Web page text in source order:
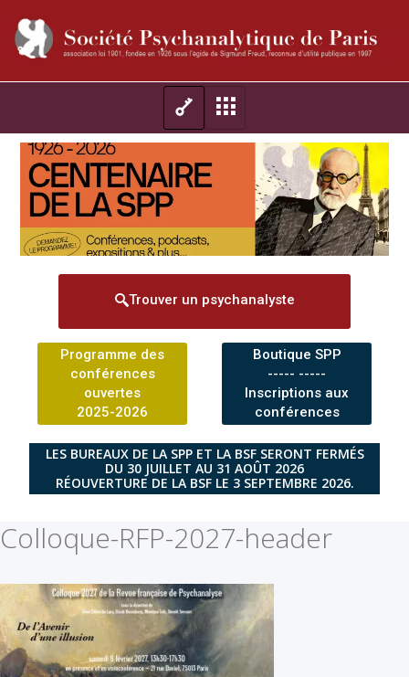
Trouver un psychanalyste
Programme des
conférences
ouvertes
2025-2026
Boutique SPP
----- -----
Inscriptions aux
conférences
LES BUREAUX DE LA SPP ET LA BSF SERONT FERMÉS
DU 30 JUILLET AU 31 AOÛT 2026
RÉOUVERTURE DE LA BSF LE 3 SEPTEMBRE 2026.
Colloque-RFP-2027-header